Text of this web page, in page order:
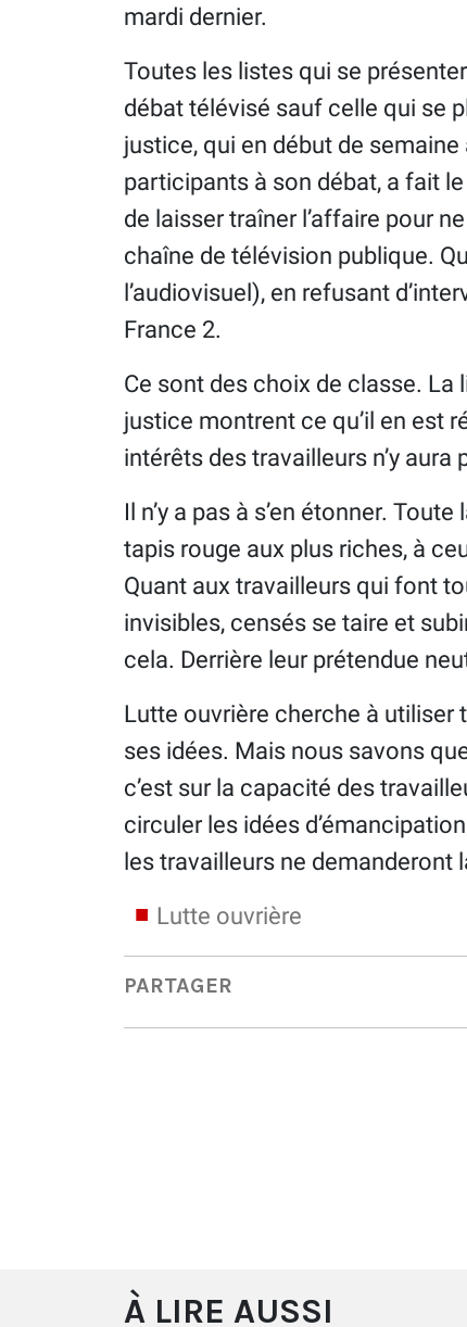
mardi dernier.
Toutes les listes qui se
débat télévisé sauf celle qui se
justice, qui en début de
participants à son débat, a fait
de laisser traîner l’affaire pour
chaîne de télévision publique.
l’audiovisuel), en refusant
France 2.
Ce sont des choix de classe. La
justice montrent ce qu’il en est
intérêts des travailleurs n’y aura
Il n’y a pas à s’en étonner.
tapis rouge aux plus riches, à
Quant aux travailleurs qui font
invisibles, censés se taire et
cela. Derrière leur prétendue
Lutte ouvrière cherche à utiliser
ses idées. Mais nous savons
c’est sur la capacité des
circuler les idées
les travailleurs ne demanderont
Lutte ouvrière
PARTAGER
À LIRE AUSSI